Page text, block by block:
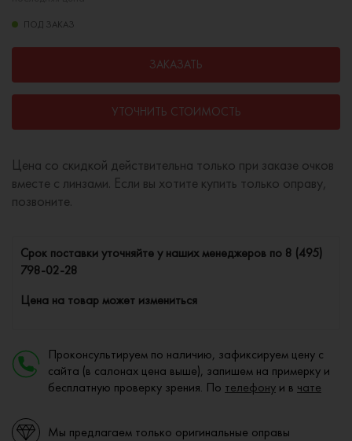
ПОД ЗАКАЗ
ЗАКАЗАТЬ
УТОЧНИТЬ СТОИМОСТЬ
Цена со скидкой действительна только при заказе очков
вместе с линзами. Если вы хотите купить только оправу,
позвоните.
Cрок поставки уточняйте у наших менеджеров по 8 (495)
798-02-28
Цена на товар может измениться
Проконсультируем по наличию, зафиксируем цену с
сайта (в салонах цена выше), запишем на примерку и
бесплатную проверку зрения. По телефону и в чате
Мы предлагаем только оригинальные оправы